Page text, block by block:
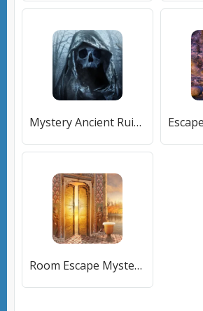
Mystery Ancient Ruins Escape (Мистерия древних руин Побег) [МОД Много денег] APK Android
Room Escape Mystery Quest (Квест Побег из Комнаты Тайны) [МОД Unlocked] APK Android